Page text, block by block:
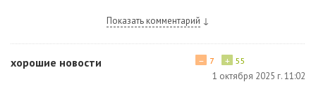
Показать комментарий ↓
хорошие новости + 55
− 7
1 октября 2025 г. 11:02